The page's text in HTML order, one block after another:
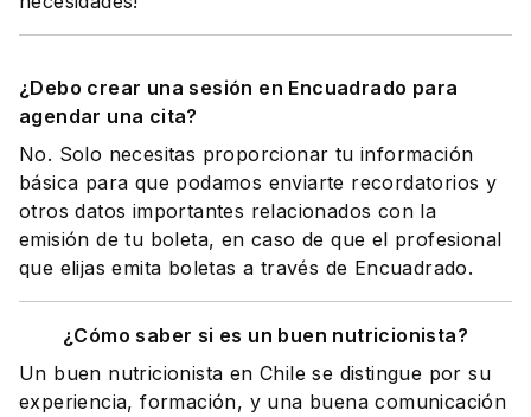
¿Debo crear una sesión en Encuadrado para
agendar una cita?
No. Solo necesitas proporcionar tu información
básica para que podamos enviarte recordatorios y
otros datos importantes relacionados con la
emisión de tu boleta, en caso de que el profesional
que elijas emita boletas a través de Encuadrado.
¿Cómo saber si es un buen nutricionista?
Un buen nutricionista en Chile se distingue por su
experiencia, formación, y una buena comunicación